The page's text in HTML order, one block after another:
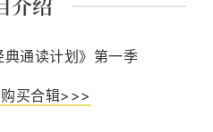
典通读计划》第一季
买合辑>>>